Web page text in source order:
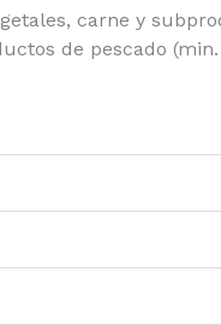
carne y
de pescado